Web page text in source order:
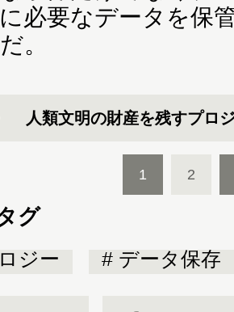
必要なデータを保
。
人類文明の財産を残すプロ
1 2
グ
ジー データ保存